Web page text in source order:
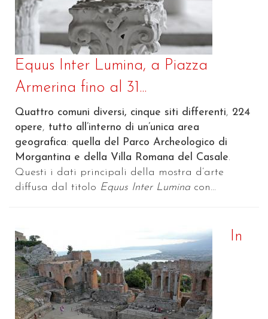
Equus Inter Lumina, a Piazza
Armerina fino al 31...
Quattro comuni diversi, cinque siti differenti, 224
opere, tutto all’interno di un’unica area
geografica: quella del Parco Archeologico di
Morgantina e della Villa Romana del Casale.
Questi i dati principali della mostra d’arte
diffusa dal titolo Equus Inter Lumina con...
In